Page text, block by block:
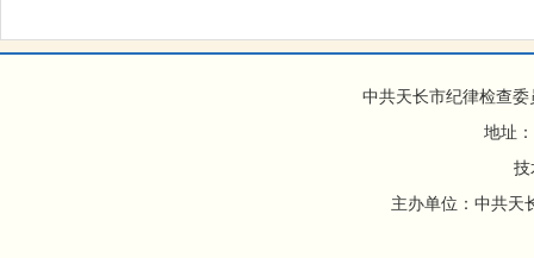
中共天长市纪律检查
地址
技
主办单位：中共天